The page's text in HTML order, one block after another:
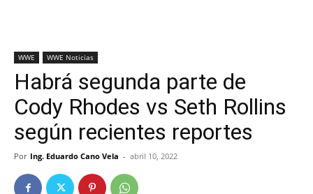
WWE WWE Noticias
Habrá segunda parte de
Cody Rhodes vs Seth Rollins
según recientes reportes
Por Ing. Eduardo Cano Vela - abril 10, 2022